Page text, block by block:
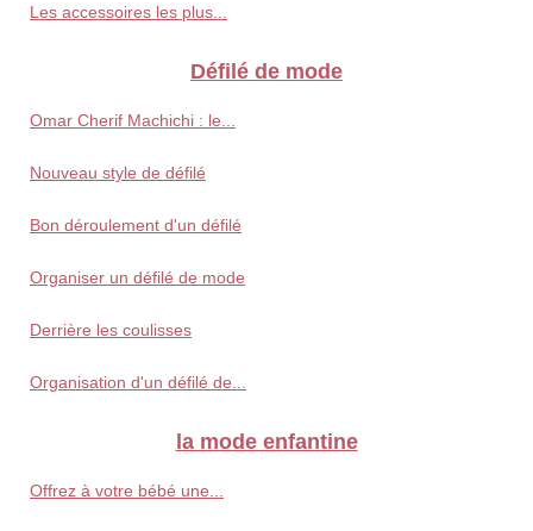
Les accessoires les plus...
Défilé de mode
Omar Cherif Machichi : le...
Nouveau style de défilé
Bon déroulement d'un défilé
Organiser un défilé de mode
Derrière les coulisses
Organisation d'un défilé de...
la mode enfantine
Offrez à votre bébé une...